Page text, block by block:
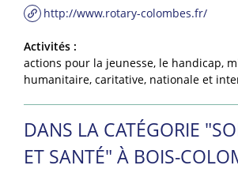
http://www.rotary-colombes.fr/
Activités :
actions pour la jeunesse, le handicap,
humanitaire, caritative, nationale et
DANS LA CATÉGORIE
ET SANTÉ" À BOIS-